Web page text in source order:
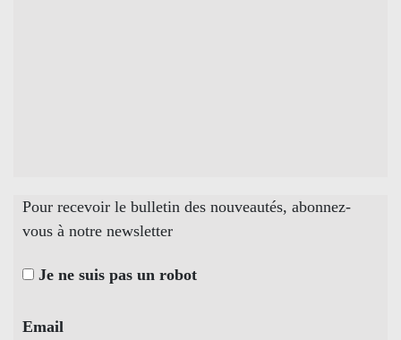
Pour recevoir le bulletin des nouveautés, abonnez-
vous à notre newsletter
Je ne suis pas un robot
Email